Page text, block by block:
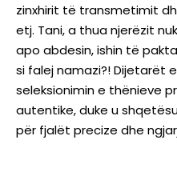
zinxhirit të transmetimit
etj. Tani, a thua njerëzit
apo abdesin, ishin të
si falej namazi?! Dijetarët
seleksionimin e thënieve
autentike, duke u
për fjalët precize dhe